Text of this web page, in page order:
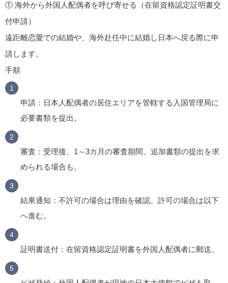
① 海外から外国人配偶者を呼び寄せる（在留資格認定証明書交
付申請）
遠距離恋愛での結婚や、海外赴任中に結婚し日本へ戻る際に申
請します。
手順
申請 ：日本人配偶者の居住エリアを管轄する入国管理局に
必要書類を提出。
審査 ：受理後、1～3カ月の審査期間。追加書類の提出を求
められる場合も。
結果通知 ：不許可の場合は理由を確認。許可の場合は以下
へ進む。
証明書送付 ：在留資格認定証明書を外国人配偶者に郵送。